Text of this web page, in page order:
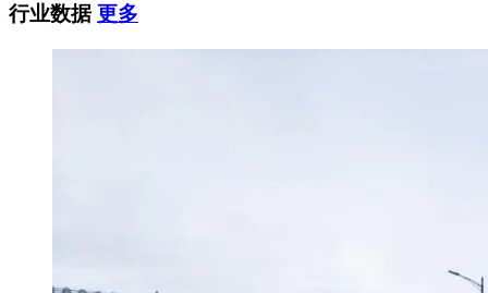
中标，不仅是体现了新加坡对中国自动驾驶技术的认可，更有
驾系统控制指令，利于智驾系统按照路径目标行驶，提高车辆
行业数据更多